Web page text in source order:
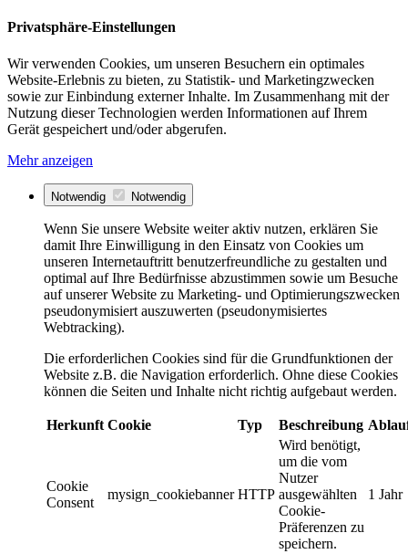
Privatsphäre-Einstellungen
Wir verwenden Cookies, um unseren Besuchern ein optimales
Website-Erlebnis zu bieten, zu Statistik- und Marketingzwecken
sowie zur Einbindung externer Inhalte. Im Zusammenhang mit der
Nutzung dieser Technologien werden Informationen auf Ihrem
Gerät gespeichert und/oder abgerufen.
Mehr anzeigen
Notwendig Notwendig
Wenn Sie unsere Website weiter aktiv nutzen, erklären Sie
damit Ihre Einwilligung in den Einsatz von Cookies um
unseren Internetauftritt benutzerfreundliche zu gestalten und
optimal auf Ihre Bedürfnisse abzustimmen sowie um Besuche
auf unserer Website zu Marketing- und Optimierungszwecken
pseudonymisiert auszuwerten (pseudonymisiertes
Webtracking).
Die erforderlichen Cookies sind für die Grundfunktionen der
Website z.B. die Navigation erforderlich. Ohne diese Cookies
können die Seiten und Inhalte nicht richtig aufgebaut werden.
Herkunft Cookie Typ Beschreibung
Cookie
Consent
mysign_cookiebanner HTTP
Wird benötigt,
um die vom
Nutzer
ausgewählten
Cookie-
Präferenzen zu
speichern.
1 Jahr